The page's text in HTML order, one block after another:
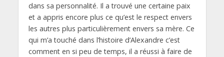
dans sa personnalité. Il a trouvé une certaine paix
et a appris encore plus ce qu’est le respect envers
les autres plus particulièrement envers sa mère. Ce
qui m’a touché dans l’histoire d’Alexandre c’est
comment en si peu de temps, il a réussi à faire de